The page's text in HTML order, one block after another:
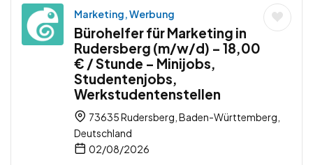
Marketing, Werbung
Bürohelfer für Marketing in
Rudersberg (m/w/d) – 18,00
€ / Stunde – Minijobs,
Studentenjobs,
Werkstudentenstellen
73635 Rudersberg, Baden-Württemberg,
Deutschland
02/08/2026